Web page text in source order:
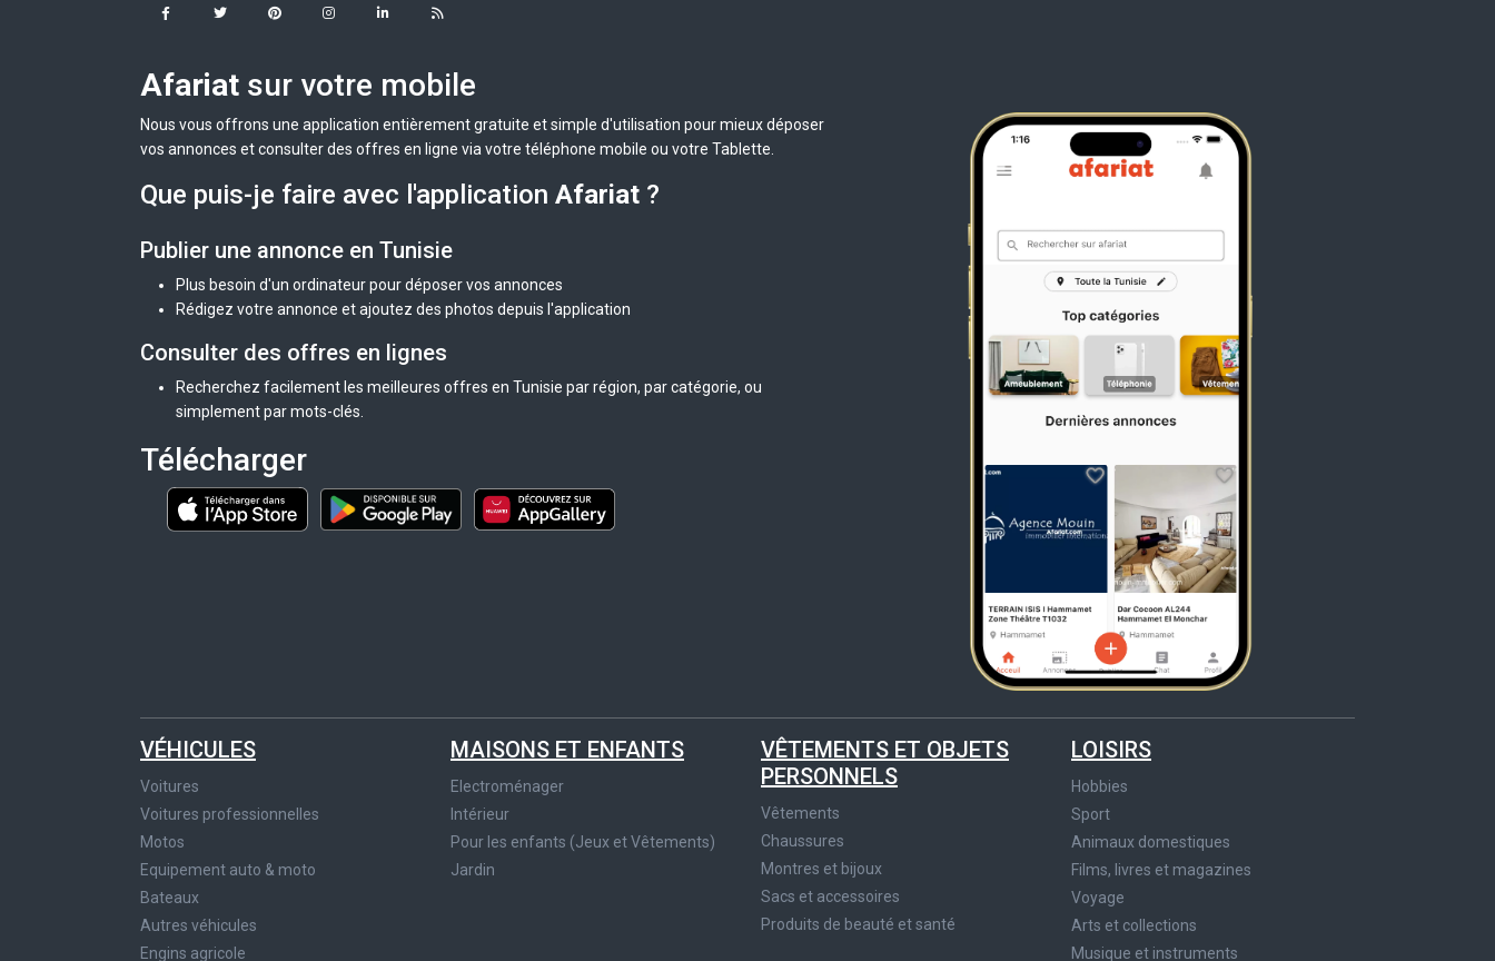
Afariat sur votre mobile
Nous vous offrons une application entièrement gratuite et simple d'utilisation pour mieux déposer
vos annonces et consulter des offres en ligne via votre téléphone mobile ou votre Tablette.
Que puis-je faire avec l'application Afariat ?
Publier une annonce en Tunisie
Plus besoin d'un ordinateur pour déposer vos annonces
Rédigez votre annonce et ajoutez des photos depuis l'application
Consulter des offres en lignes
Recherchez facilement les meilleures offres en Tunisie par région, par catégorie, ou
simplement par mots-clés.
Télécharger
VÉHICULES
Voitures
Voitures professionnelles
Motos
Equipement auto & moto
Bateaux
Autres véhicules
Engins agricole
MAISONS ET ENFANTS
Electroménager
Intérieur
Pour les enfants (Jeux et Vêtements)
Jardin
VÊTEMENTS ET OBJETS
PERSONNELS
Vêtements
Chaussures
Montres et bijoux
Sacs et accessoires
Produits de beauté et santé
LOISIRS
Hobbies
Sport
Animaux domestiques
Films, livres et magazines
Voyage
Arts et collections
Musique et instruments